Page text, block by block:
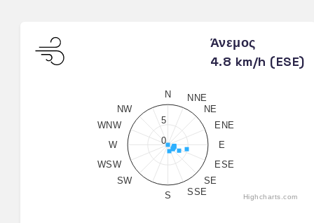
Άνεμος
4.8 km/h (ESE)
N
NNE
NE
ENE
E
ESE
SE
SSE
S
SW
WSW
W
WNW
NW
0
5
Highcharts.com